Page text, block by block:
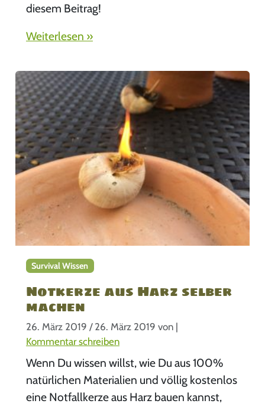
diesem Beitrag!
Weiterlesen »
Survival Wissen
Notkerze aus Harz selber
machen
26. März 2019 / 26. März 2019 von |
Kommentar schreiben
Wenn Du wissen willst, wie Du aus 100%
natürlichen Materialien und völlig kostenlos
eine Notfallkerze aus Harz bauen kannst,